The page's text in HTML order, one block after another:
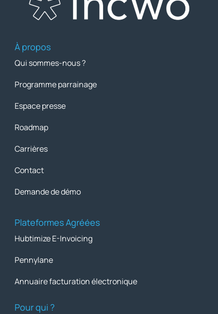
À propos
Qui sommes-nous ?
Programme parrainage
Espace presse
Roadmap
Carrières
Contact
Demande de démo
Plateformes Agréées
Hubtimize E-Invoicing
Pennylane
Annuaire facturation électronique
Pour qui ?